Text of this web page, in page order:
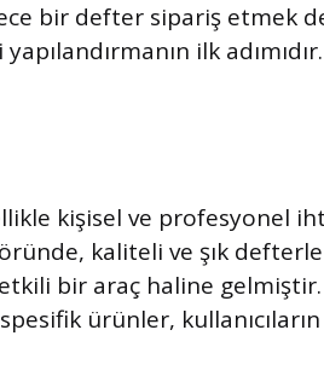
bir defter sipariş etmek
ilk adımıdır.
kişisel ve profesyonel
kaliteli ve şık
bir araç haline
ürünler,